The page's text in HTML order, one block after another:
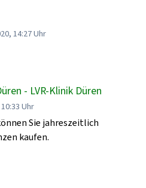
14:27 Uhr
- LVR-Klinik Düren
Uhr
Sie jahreszeitlich
kaufen.